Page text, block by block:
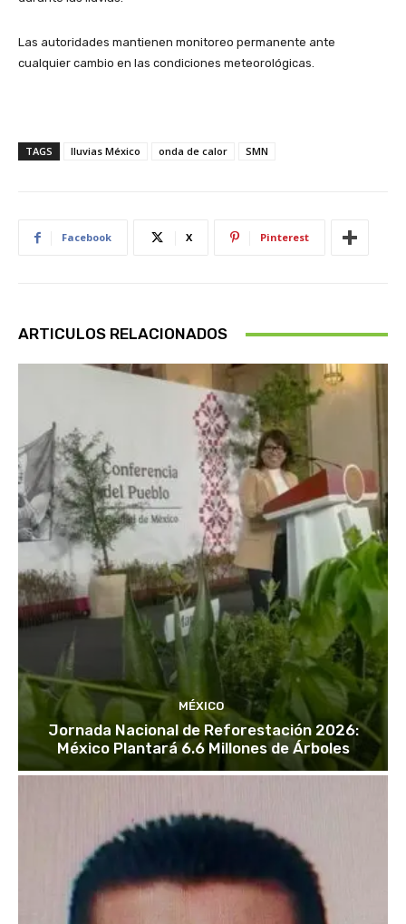
Las autoridades mantienen monitoreo permanente ante
cualquier cambio en las condiciones meteorológicas.
TAGS lluvias México onda de calor SMN
Facebook X Pinterest
ARTICULOS RELACIONADOS
MÉXICO
Jornada Nacional de Reforestación 2026:
México Plantará 6.6 Millones de Árboles